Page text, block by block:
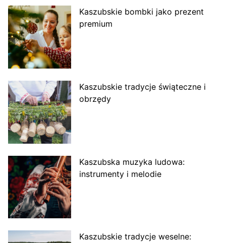
Kaszubskie bombki jako prezent
premium
Kaszubskie tradycje świąteczne i
obrzędy
Kaszubska muzyka ludowa:
instrumenty i melodie
Kaszubskie tradycje weselne: